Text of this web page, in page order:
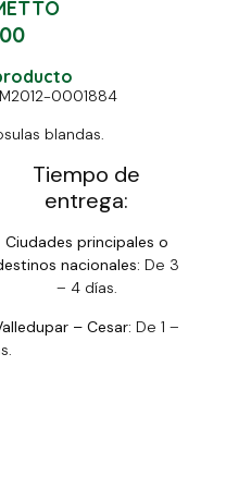
0001884
blandas.
Tiempo de
entrega:
Ciudades principales o
nacionales: De 3
– 4 días.
– Cesar: De 1 –